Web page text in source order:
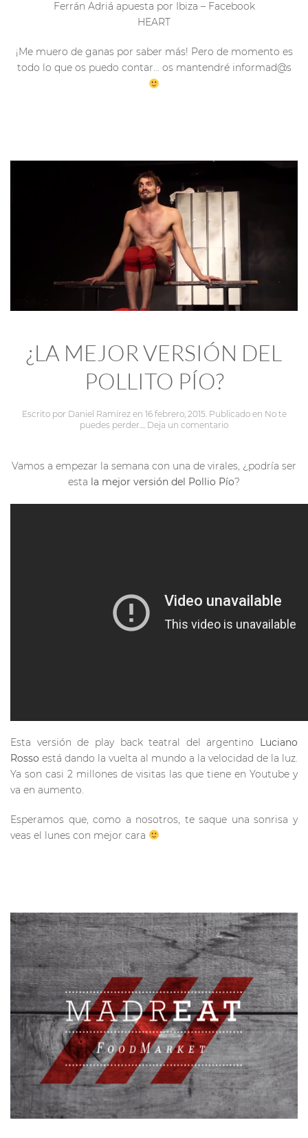
Ferrán Adriá apuesta por Ibiza – Facebook
HEART
¡Me muero de ganas por saber más! Pero de momento es
todo lo que os puedo contar… os mantendré informad@s
¿LA MEJOR VERSIÓN DEL
POLLITO PÍO?
Escrito por Daniel Ramírezen 16 febrero, 2015 . Publicado en No te
puedes perder...
Deja un comentario
Vamos a empezar la semana con una de virales, ¿podría ser
esta la mejor versión del Pollio Pío?
Esta versión de play back teatral del argentino Luciano
Rosso está dando la vuelta al mundo a la velocidad de la luz.
Ya son casi 2 millones de visitas las que tiene en Youtube y
va en aumento.
Esperamos que, como a nosotros, te saque una sonrisa y
veas el lunes con mejor cara